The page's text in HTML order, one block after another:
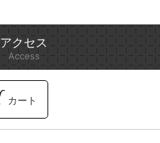
アクセス
Access
カート